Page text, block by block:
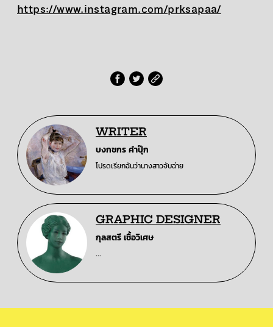
https://www.instagram.com/prksapaa/
WRITER
บงกชกร คำปุ๊ก
โปรดเรียกฉันว่านางสาวจับฉ่าย
GRAPHIC DESIGNER
กุลสตรี เชื้อวิเศษ
...